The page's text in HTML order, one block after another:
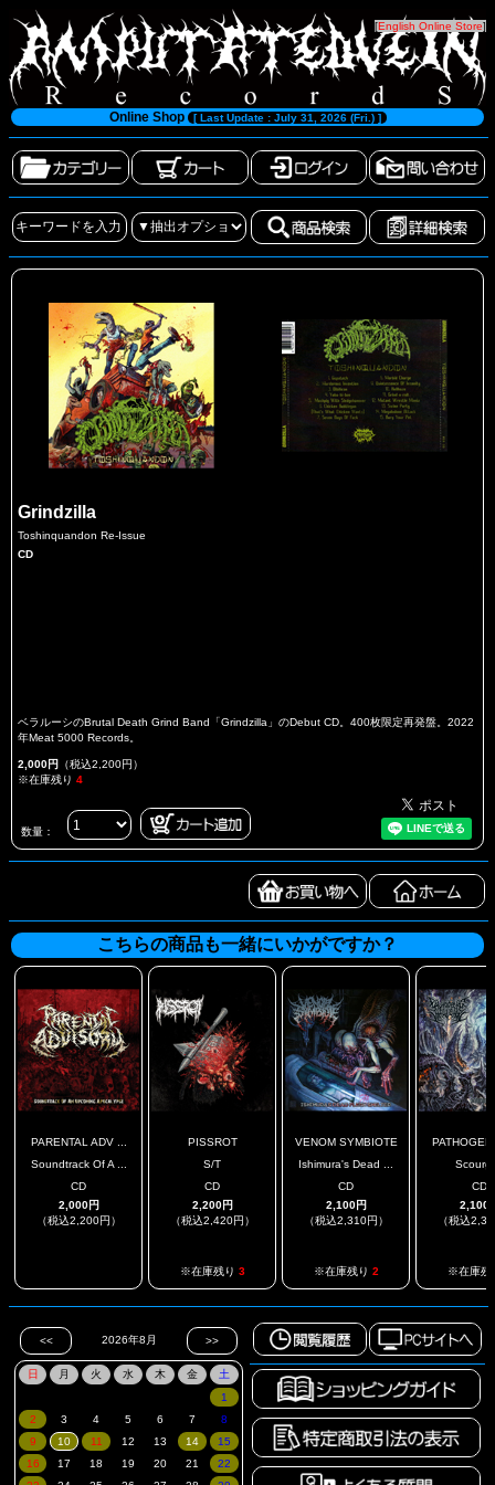
[English Online Store]
Online Shop [ Last Update : July 31, 2026 (Fri.) ]
Grindzilla
Toshinquandon Re-Issue
CD
ベラルーシのBrutal Death Grind Band「Grindzilla」のDebut CD。400枚限定再発盤。2022
年Meat 5000 Records。
2,000円 （税込2,200円）
※在庫残り 4
数量：
こちらの商品も一緒にいかがですか？
PARENTAL ADV ...
Soundtrack Of A ...
CD
2,000円
（税込2,200円）
PISSROT
S/T
CD
2,200円
（税込2,420円）
※在庫残り 3
VENOM SYMBIOTE
Ishimura's Dead ...
CD
2,100円
（税込2,310円）
※在庫残り 2
CD
2,100
（税込
※在庫残